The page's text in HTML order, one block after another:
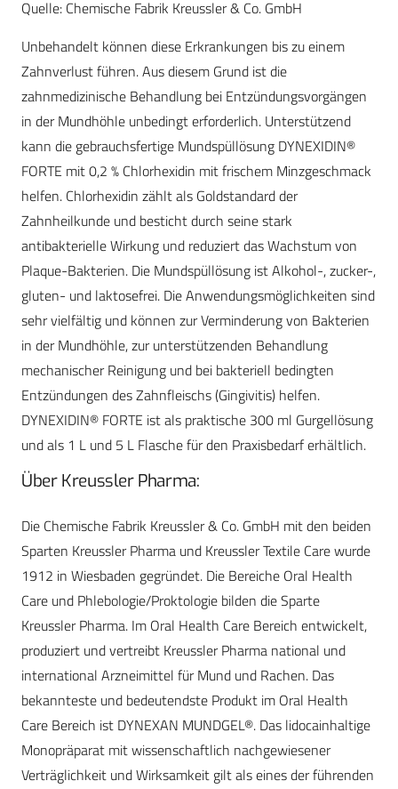
Quelle: Chemische Fabrik Kreussler & Co. GmbH
Unbehandelt können diese Erkrankungen bis zu einem
Zahnverlust führen. Aus diesem Grund ist die
zahnmedizinische Behandlung bei Entzündungsvorgängen
in der Mundhöhle unbedingt erforderlich. Unterstützend
kann die gebrauchsfertige Mundspüllösung DYNEXIDIN®
FORTE mit 0,2 % Chlorhexidin mit frischem Minzgeschmack
helfen. Chlorhexidin zählt als Goldstandard der
Zahnheilkunde und besticht durch seine stark
antibakterielle Wirkung und reduziert das Wachstum von
Plaque-Bakterien. Die Mundspüllösung ist Alkohol-, zucker-,
gluten- und laktosefrei. Die Anwendungsmöglichkeiten sind
sehr vielfältig und können zur Verminderung von Bakterien
in der Mundhöhle, zur unterstützenden Behandlung
mechanischer Reinigung und bei bakteriell bedingten
Entzündungen des Zahnfleischs (Gingivitis) helfen.
DYNEXIDIN® FORTE ist als praktische 300 ml Gurgellösung
und als 1 L und 5 L Flasche für den Praxisbedarf erhältlich.
Über Kreussler Pharma:
Die Chemische Fabrik Kreussler & Co. GmbH mit den beiden
Sparten Kreussler Pharma und Kreussler Textile Care wurde
1912 in Wiesbaden gegründet. Die Bereiche Oral Health
Care und Phlebologie/Proktologie bilden die Sparte
Kreussler Pharma. Im Oral Health Care Bereich entwickelt,
produziert und vertreibt Kreussler Pharma national und
international Arzneimittel für Mund und Rachen. Das
bekannteste und bedeutendste Produkt im Oral Health
Care Bereich ist DYNEXAN MUNDGEL®. Das lidocainhaltige
Monopräparat mit wissenschaftlich nachgewiesener
Verträglichkeit und Wirksamkeit gilt als eines der führenden